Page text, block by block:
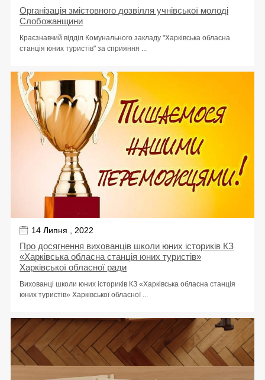
Організація змістовного дозвілля учнівської молоді
Слобожанщини
Краєзнавчий відділ Комунального закладу "Харківська обласна
станція юних туристів" за сприяння ...
14 Липня , 2022
Про досягнення вихованців школи юних істориків КЗ
«Харківська обласна станція юних туристів»
Харківської обласної ради
Вихованці школи юних істориків КЗ «Харківська обласна станція
юних туристів» Харківської обласної ...